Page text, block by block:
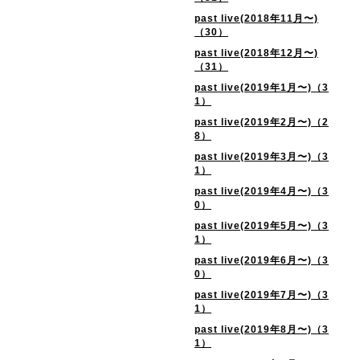
past live(2018年11月〜)
（30）
past live(2018年12月〜)
（31）
past live(2019年1月〜)（3
1）
past live(2019年2月〜)（2
8）
past live(2019年3月〜)（3
1）
past live(2019年4月〜)（3
0）
past live(2019年5月〜)（3
1）
past live(2019年6月〜)（3
0）
past live(2019年7月〜)（3
1）
past live(2019年8月〜)（3
1）